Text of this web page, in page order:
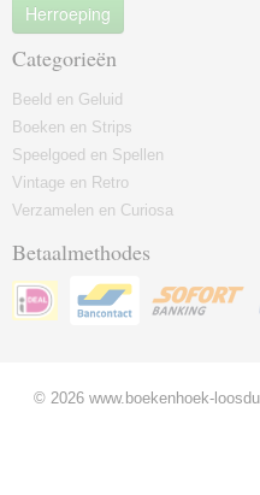
Herroeping
Categorieën
Beeld en Geluid
Boeken en Strips
Speelgoed en Spellen
Vintage en Retro
Verzamelen en Curiosa
Betaalmethodes
© 2026 www.boekenhoek-